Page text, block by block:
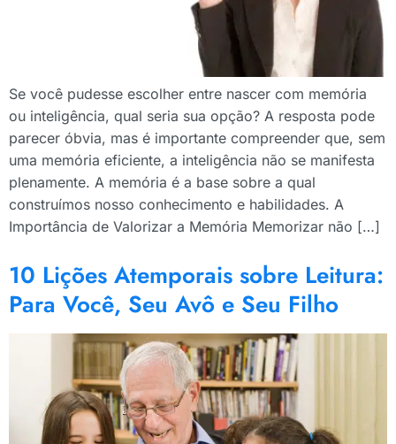
Se você pudesse escolher entre nascer com memória
ou inteligência, qual seria sua opção? A resposta pode
parecer óbvia, mas é importante compreender que, sem
uma memória eficiente, a inteligência não se manifesta
plenamente. A memória é a base sobre a qual
construímos nosso conhecimento e habilidades. A
Importância de Valorizar a Memória Memorizar não […]
10 Lições Atemporais sobre Leitura:
Para Você, Seu Avô e Seu Filho